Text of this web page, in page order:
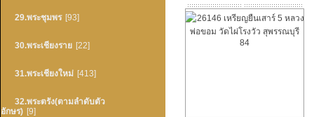
29.พระชุมพร [93]
30.พระเชียงราย [22]
31.พระเชียงใหม่ [413]
32.พระตรัง(ตามลำดับตัว
อักษร) [9]